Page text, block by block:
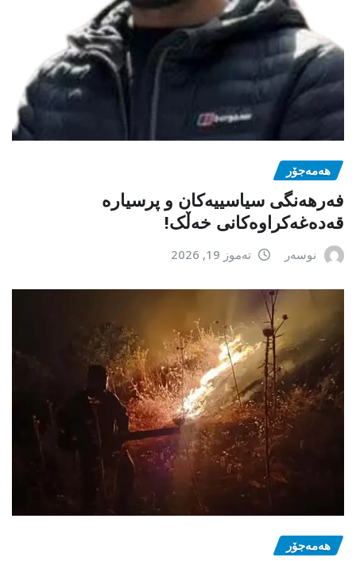
هەمەجۆر
فەرهەنگی سیاسییەکان و پرسیارە
قەدەغەکراوەکانی خەڵک!
نوسەر تەموز 19, 2026
هەمەجۆر